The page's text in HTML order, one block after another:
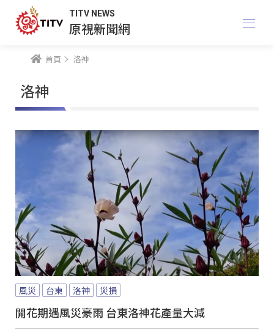
TITV NEWS
原視新聞網
首頁 洛神
洛神
風災 台東 洛神 災損
開花期遇風災豪雨 台東洛神花產量大減